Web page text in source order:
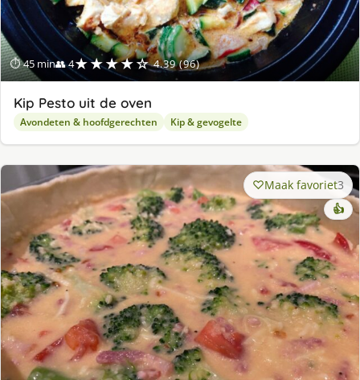
⏱ 45 min👥 4★★★★☆ 4.39 (96)
Kip Pesto uit de oven
Avondeten & hoofdgerechten Kip & gevogelte
Maak favoriet3
👍